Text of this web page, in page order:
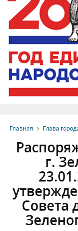
Главная Глава
г.
Совета